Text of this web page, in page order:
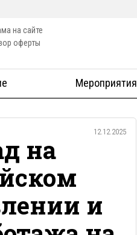
на сайте
оферты
Мероприятия
12.12.2025
на
и